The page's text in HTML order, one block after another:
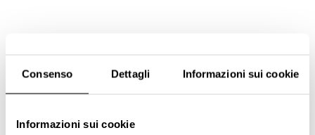
Consenso Dettagli Informazioni sui cookie
Informazioni sui cookie